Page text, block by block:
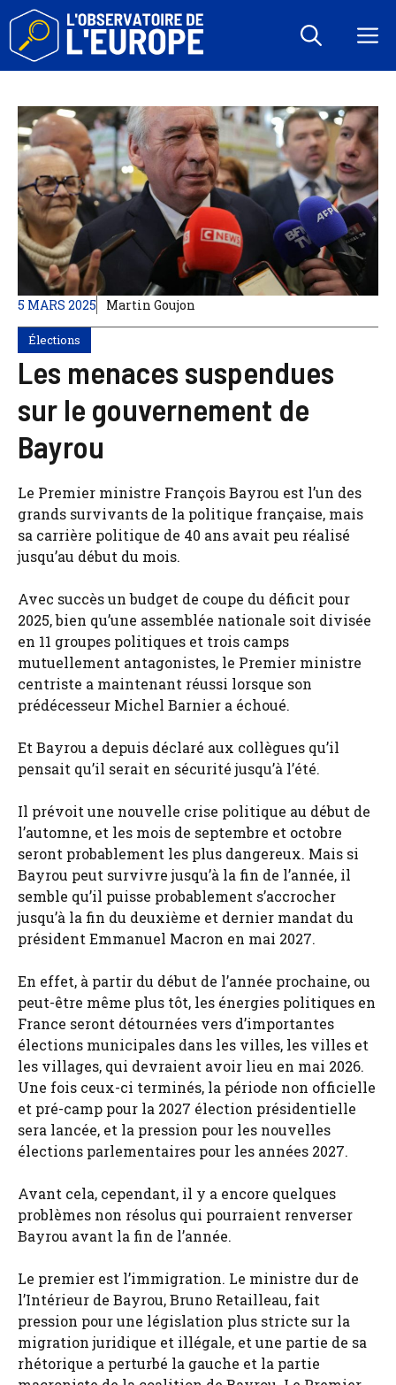
Aller
contenu
5 MARS 2025 Martin Goujon
Élections
Les menaces suspendues
sur le gouvernement de
Bayrou
Le Premier ministre François Bayrou est l’un des
grands survivants de la politique française, mais
sa carrière politique de 40 ans avait peu réalisé
jusqu’au début du mois.
Avec succès un budget de coupe du déficit pour
2025, bien qu’une assemblée nationale soit divisée
en 11 groupes politiques et trois camps
mutuellement antagonistes, le Premier ministre
centriste a maintenant réussi lorsque son
prédécesseur Michel Barnier a échoué.
Et Bayrou a depuis déclaré aux collègues qu’il
pensait qu’il serait en sécurité jusqu’à l’été.
Il prévoit une nouvelle crise politique au début de
l’automne, et les mois de septembre et octobre
seront probablement les plus dangereux. Mais si
Bayrou peut survivre jusqu’à la fin de l’année, il
semble qu’il puisse probablement s’accrocher
jusqu’à la fin du deuxième et dernier mandat du
président Emmanuel Macron en mai 2027.
En effet, à partir du début de l’année prochaine, ou
peut-être même plus tôt, les énergies politiques en
France seront détournées vers d’importantes
élections municipales dans les villes, les villes et
les villages, qui devraient avoir lieu en mai 2026.
Une fois ceux-ci terminés, la période non officielle
et pré-camp pour la 2027 élection présidentielle
sera lancée, et la pression pour les nouvelles
élections parlementaires pour les années 2027.
Avant cela, cependant, il y a encore quelques
problèmes non résolus qui pourraient renverser
Bayrou avant la fin de l’année.
Le premier est l’immigration. Le ministre dur de
l’Intérieur de Bayrou, Bruno Retailleau, fait
pression pour une législation plus stricte sur la
migration juridique et illégale, et une partie de sa
rhétorique a perturbé la gauche et la partie